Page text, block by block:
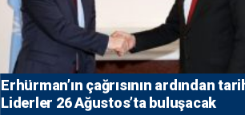
Erhürman’ın çağrısının ardından
Liderler 26 Ağustos’ta buluşacak